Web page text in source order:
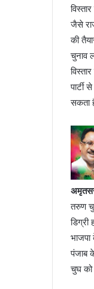
जैसे
की
चुनाव
सकता
तरुण
पंजाब
चुघ को